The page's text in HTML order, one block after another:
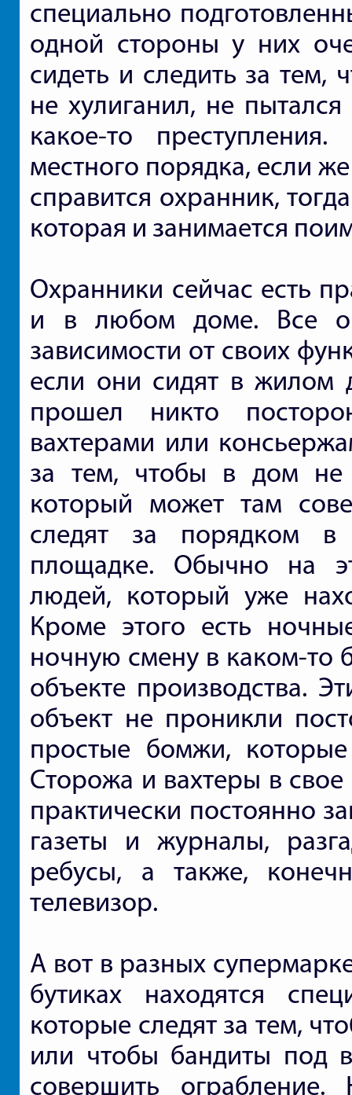
специально
одной стороны у них
сидеть и следить за
не хулиганил, не
какое-то
местного порядка, если
справится охранник,
которая и занимается
Охранники сейчас есть
и в любом доме. Все
зависимости от своих
если они сидят в жилом
прошел никто
вахтерами или
за тем, чтобы в дом не
который может там
следят за порядком
площадке. Обычно на
людей, который уже
Кроме этого есть
ночную смену в каком-
объекте производства.
объект не проникли
простые бомжи,
Сторожа и вахтеры в
практически постоянно
газеты и журналы,
ребусы, а также,
телевизор.
А вот в разных
бутиках находятся
которые следят за тем,
или чтобы бандиты под
совершить